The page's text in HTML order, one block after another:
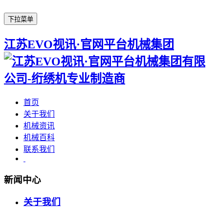
下拉菜单
江苏EVO视讯·官网平台机械集团
首页
关于我们
机械资讯
机械百科
联系我们
新闻中心
关于我们